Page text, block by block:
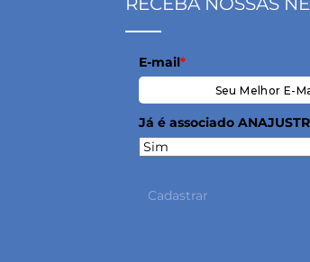
E-mail*
Já é associado
Cadastrar